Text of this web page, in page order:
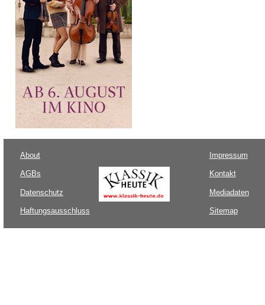
About
AGBs
Datenschutz
Haftungsausschluss
Impressum
Kontakt
Mediadaten
Sitemap